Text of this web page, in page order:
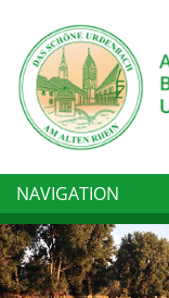
NAVIGATION